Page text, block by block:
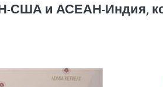
и АСЕАН-Индия,